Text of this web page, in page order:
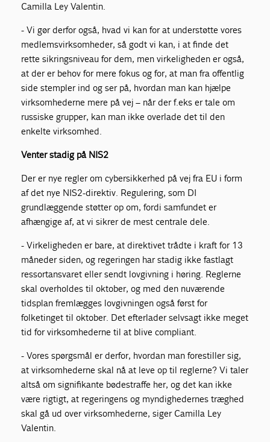
Camilla Ley Valentin.
- Vi gør derfor også, hvad vi kan for at understøtte vores
medlemsvirksomheder, så godt vi kan, i at finde det
rette sikringsniveau for dem, men virkeligheden er også,
at der er behov for mere fokus og for, at man fra offentlig
side stempler ind og ser på, hvordan man kan hjælpe
virksomhederne mere på vej – når der f.eks er tale om
russiske grupper, kan man ikke overlade det til den
enkelte virksomhed.
Venter stadig på NIS2
Der er nye regler om cybersikkerhed på vej fra EU i form
af det nye NIS2-direktiv. Regulering, som DI
grundlæggende støtter op om, fordi samfundet er
afhængige af, at vi sikrer de mest centrale dele.
- Virkeligheden er bare, at direktivet trådte i kraft for 13
måneder siden, og regeringen har stadig ikke fastlagt
ressortansvaret eller sendt lovgivning i høring. Reglerne
skal overholdes til oktober, og med den nuværende
tidsplan fremlægges lovgivningen også først for
folketinget til oktober. Det efterlader selvsagt ikke meget
tid for virksomhederne til at blive compliant.
- Vores spørgsmål er derfor, hvordan man forestiller sig,
at virksomhederne skal nå at leve op til reglerne? Vi taler
altså om signifikante bødestraffe her, og det kan ikke
være rigtigt, at regeringens og myndighedernes træghed
skal gå ud over virksomhederne, siger Camilla Ley
Valentin.